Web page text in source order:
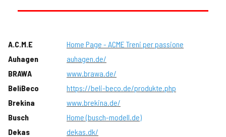
A.C.M.E
Home Page - ACME Treni per passione
Auhagen
auhagen.de/
BRAWA
www.brawa.de/
BeliBeco
https://beli-beco.de/produkte.php
Brekina
www.brekina.de/
Busch
Home (busch-modell.de)
Dekas
dekas.dk/